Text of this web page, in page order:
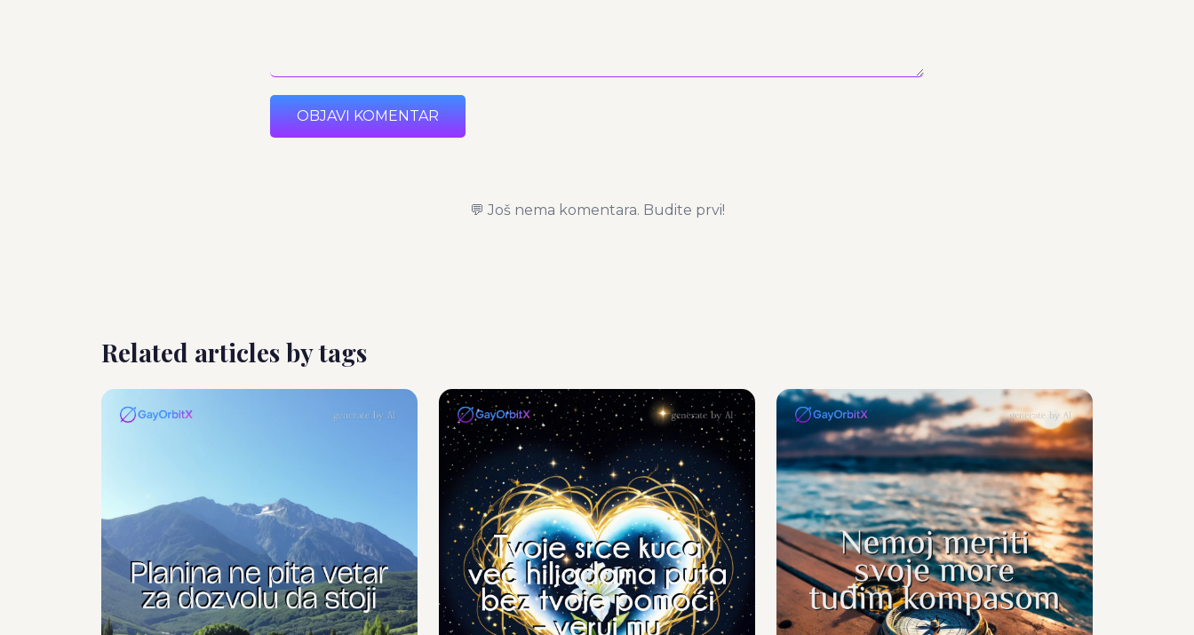
OBJAVI KOMENTAR
💬 Još nema komentara. Budite prvi!
Related articles by tags